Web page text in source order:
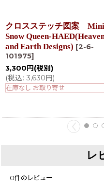
クロスステッチ図案 Mini
Snow Queen-
and Earth Designs) [2-6-
101975]
3,300 円 (税別)
(税込: 3,630円)
在庫なし お取り寄せ
レ
0件のレビュー